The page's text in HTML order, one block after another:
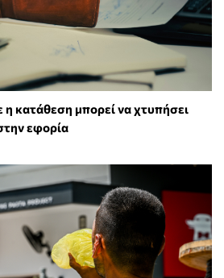
κατάθεση μπορεί να χτυπήσει
εφορία